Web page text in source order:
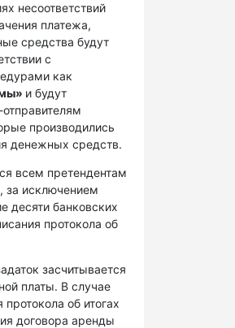
несоответствий
платежа,
средства будут
с
как
и будут
производились
денежных средств.
всем претендентам
за исключением
десяти банковских
протокола об
засчитывается
платы. В случае
протокола об итогах
договора аренды